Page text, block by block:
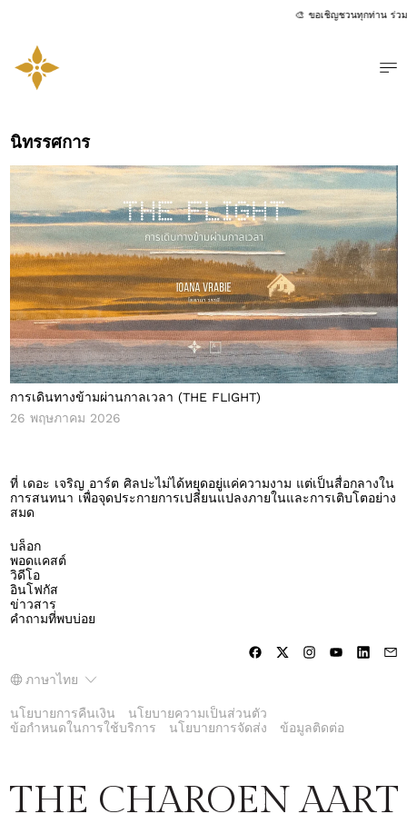
🎨 ขอเชิญชวนทุกท่าน ร่ว
เม
นิทรรศการ
การเดินทางข้ามผ่านกาลเวลา (THE FLIGHT)
การเดินทางข้ามผ่านกาลเวลา (THE FLIGHT)
26 พฤษภาคม 2026
ที่ เดอะ เจริญ อาร์ต ศิลปะไม่ได้หยุดอยู่แค่ความงาม แต่เป็นสื่อกลางใน
การสนทนา เพื่อจุดประกายการเปลี่ยนแปลงภายในและการเติบโตอย่าง
สมด
บล็อก
พอดแคสต์
วิดีโอ
อินโฟกัส
ข่าวสาร
คำถามที่พบบ่อย
ภาษาภาษาไทย
นโยบายการคืนเงิน
นโยบายความเป็นส่วนตัว
ข้อกำหนดในการใช้บริการ
นโยบายการจัดส่ง ข้อมูลติดต่อ
THE CHAROEN AART